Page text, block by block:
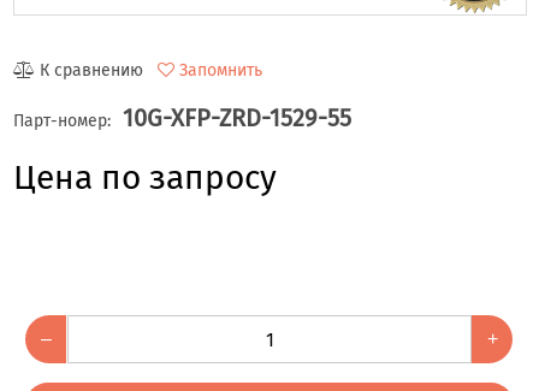
К сравнению Запомнить
Парт-номер: 10G-XFP-ZRD-1529-55
Цена по запросу
– +